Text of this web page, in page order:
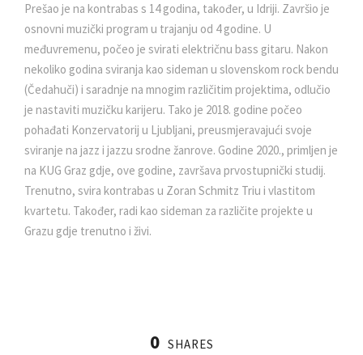
Prešao je na kontrabas s 14 godina, također, u Idriji. Završio je
osnovni muzički program u trajanju od 4 godine. U
međuvremenu, počeo je svirati električnu bass gitaru. Nakon
nekoliko godina sviranja kao sideman u slovenskom rock bendu
(Čedahuči) i saradnje na mnogim različitim projektima, odlučio
je nastaviti muzičku karijeru. Tako je 2018. godine počeo
pohađati Konzervatorij u Ljubljani, preusmjeravajući svoje
sviranje na jazz i jazzu srodne žanrove. Godine 2020., primljen je
na KUG Graz gdje, ove godine, završava prvostupnički studij.
Trenutno, svira kontrabas u Zoran Schmitz Triu i vlastitom
kvartetu. Također, radi kao sideman za različite projekte u
Grazu gdje trenutno i živi.
0 SHARES